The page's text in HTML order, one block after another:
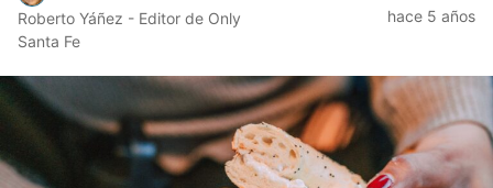
Roberto Yáñez - Editor de Only
Santa Fe
hace 5 años